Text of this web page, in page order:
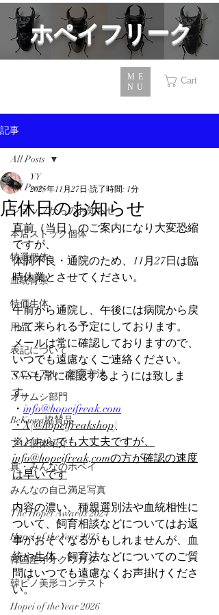
​ホペイフリーク
ME
NU
Cart
記事
All Posts
ショップからのお知らせ
本店ストック個体
特選個体
血統背景
特価生体
用品
表記について
マニュアル・飼育方法
オサムシ部門
BeKuwa協賛品
プレ個体紹介
真・みんなのホペイ
みんなの自己満足写真
The Hopei Awards 2024
Hopei of the Year 2025
韓国産オオクワガタ
韓ビノ美形コンテスト
Hopei of the Year 2026
All Posts
店休日のお知らせ
YY
2025年11月27日 読了時間: 1分
直前（当日）のご案内になり大変恐縮
ですが、
体調不良・通院のため、11月27日は臨
時休業とさせてください。
午前から通院し、午後には病院から戻
って来られる予定にしております。
メールは常に確認しておりますので、
いつでも遠慮なくご連絡ください。
SNSも常に確認するようには致しま
す。
・ info@hopeifreak.com
・X(@hopeifreakshop)
※どちらでも大丈夫ですが、
info@hopeifreak,comの方が確認の速度
は早いです
内容の濃い、種親選別法や血統相性に
ついて、飼育相談などについてはお返
事がおそくなるかもしれませんが、血
統や生体、飼育法などについてのご質
問はいつでも遠慮なくお声掛けくださ
い。